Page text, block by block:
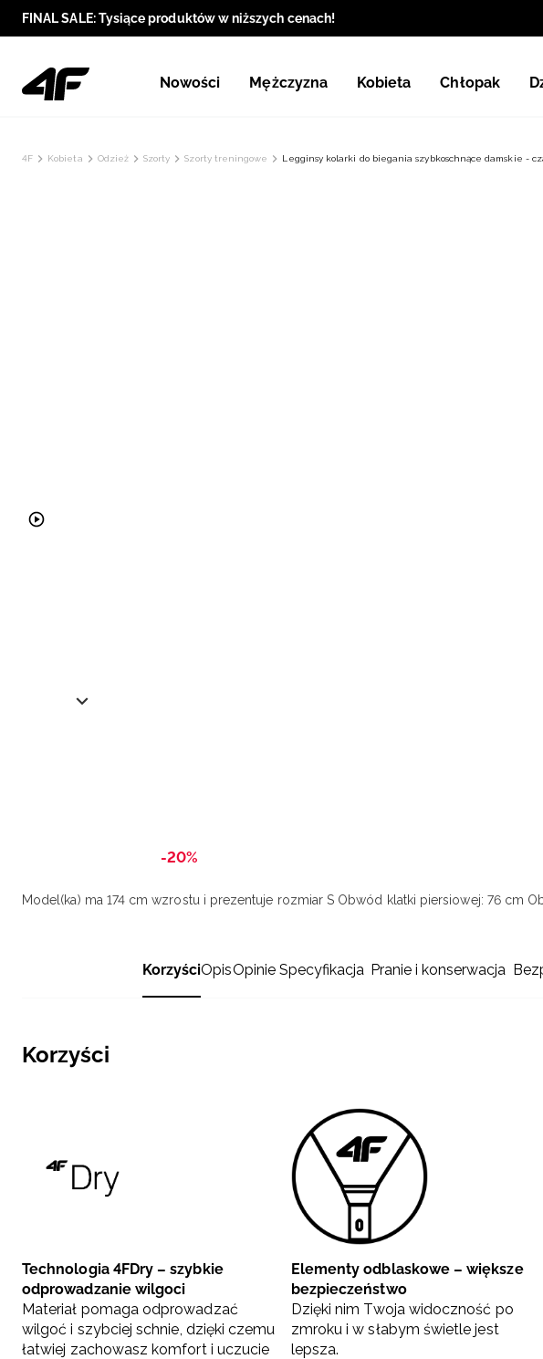
FINAL SALE: Tysiące produktów w niższych cenach!
Nowości Mężczyzna Kobieta Chłopak
4F Kobieta Odzież Szorty Szorty treningowe Legginsy kolarki do biegania szybkoschnące damskie -
-20%
Model(ka) ma 174 cm wzrostu i prezentuje rozmiar S Obwód klatki piersiowej: 76 cm
KorzyściOpisOpinie Specyfikacja Pranie i konserwacja
Korzyści
Technologia 4FDry – szybkie
odprowadzanie wilgoci
Materiał pomaga odprowadzać
wilgoć i szybciej schnie, dzięki czemu
łatwiej zachowasz komfort i uczucie
Elementy odblaskowe – większe
bezpieczeństwo
Dzięki nim Twoja widoczność po
zmroku i w słabym świetle jest
lepsza.